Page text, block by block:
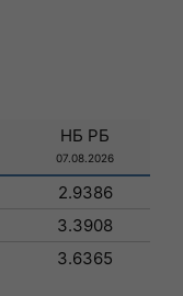
НБ РБ
07.08.2026
2.9386
3.3908
3.6365